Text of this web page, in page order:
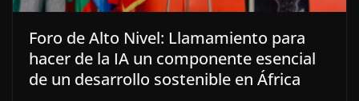
Foro de Alto Nivel: Llamamiento para
hacer de la IA un componente esencial
de un desarrollo sostenible en África